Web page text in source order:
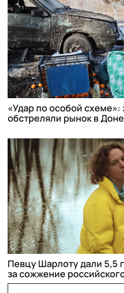
«Удар по особой схеме»:
обстреляли рынок в
Певцу Шарлоту дали 5,5
за сожжение